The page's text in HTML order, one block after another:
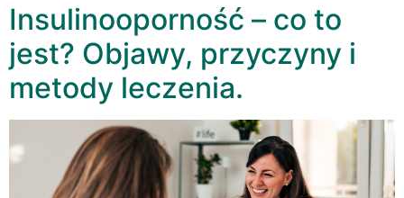
Insulinooporność – co to
jest? Objawy, przyczyny i
metody leczenia.